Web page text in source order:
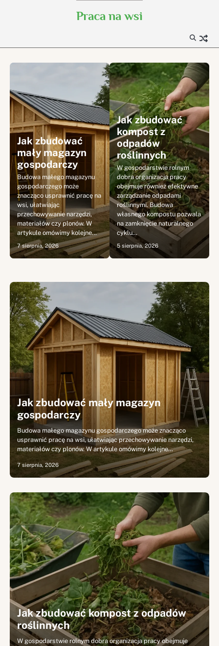
Praca na wsi
Jak zbudować
mały magazyn
gospodarczy
Budowa małego magazynu
gospodarczego może
znacząco usprawnić pracę na
wsi, ułatwiając
przechowywanie narzędzi,
materiałów czy plonów. W
artykule omówimy kolejne…
7 sierpnia, 2026
Jak zbudować
kompost z
odpadów
roślinnych
W gospodarstwie rolnym
dobra organizacja pracy
obejmuje również efektywne
zarządzanie odpadami
roślinnymi. Budowa
własnego kompostu pozwala
na zamknięcie naturalnego
cyklu…
5 sierpnia, 2026
Jak zbudować mały magazyn
gospodarczy
Budowa małego magazynu gospodarczego może znacząco
usprawnić pracę na wsi, ułatwiając przechowywanie narzędzi,
materiałów czy plonów. W artykule omówimy kolejne…
7 sierpnia, 2026
Jak zbudować kompost z odpadów
roślinnych
W gospodarstwie rolnym dobra organizacja pracy obejmuje